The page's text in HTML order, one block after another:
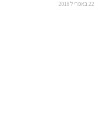
22 באפריל 2018